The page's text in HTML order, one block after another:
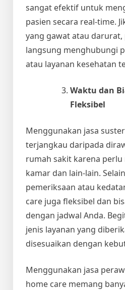
sangat efektif untuk
pasien secara real-time.
yang gawat atau
langsung menghubungi
atau layanan kesehatan
Waktu dan
Fleksibel
Menggunakan jasa
terjangkau daripada
rumah sakit karena perlu
kamar dan lain-lain.
pemeriksaan atau
care juga fleksibel dan
dengan jadwal Anda.
jenis layanan yang
disesuaikan dengan
Menggunakan jasa
home care memang